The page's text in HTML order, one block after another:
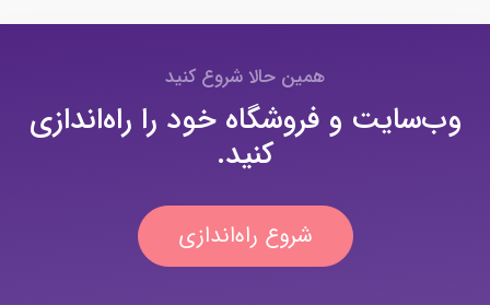
همین حالا شروع کنید
وب‌سایت و فروشگاه خود را راه‌اندازی
کنید.
شروع راه‌اندازی